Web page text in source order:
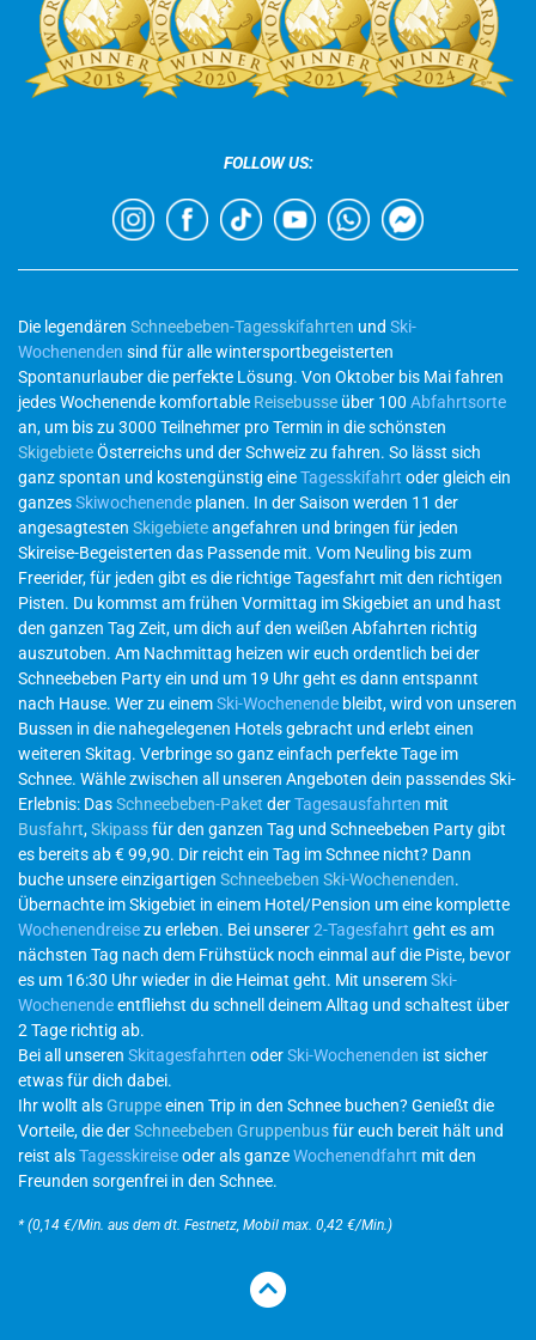
FOLLOW US:
Die legendären Schneebeben-Tagesskifahrten und Ski-
Wochenenden sind für alle wintersportbegeisterten
Spontanurlauber die perfekte Lösung. Von Oktober bis Mai fahren
jedes Wochenende komfortable Reisebusse über 100 Abfahrtsorte
an, um bis zu 3000 Teilnehmer pro Termin in die schönsten
SkigebieteÖsterreichs und der Schweiz zu fahren. So lässt sich
ganz spontan und kostengünstig eineTagesskifahrt oder gleich ein
ganzesSkiwochenende planen. In der Saison werden 11 der
angesagtesten Skigebieteangefahren und bringen für jeden
Skireise-Begeisterten das Passende mit. Vom Neuling bis zum
Freerider, für jeden gibt es die richtige Tagesfahrt mit den richtigen
Pisten. Du kommst am frühen Vormittag im Skigebiet an und hast
den ganzen Tag Zeit, um dich auf den weißen Abfahrten richtig
auszutoben. Am Nachmittag heizen wir euch ordentlich bei der
Schneebeben Party ein und um 19 Uhr geht es dann entspannt
nach Hause. Wer zu einemSki-Wochenende bleibt, wird von unseren
Bussen in die nahegelegenen Hotels gebracht und erlebt einen
weiteren Skitag. Verbringe so ganz einfach perfekte Tage im
Schnee. Wähle zwischen all unseren Angeboten dein passendes Ski-
Erlebnis: DasSchneebeben-Paket derTagesausfahrten mit
Busfahrt,Skipassfür den ganzen Tag und Schneebeben Party gibt
es bereits ab € 99,90. Dir reicht ein Tag im Schnee nicht? Dann
buche unsere einzigartigen Schneebeben Ski-Wochenenden.
Übernachte im Skigebiet in einem Hotel/Pension um eine komplette
Wochenendreisezu erleben. Bei unserer2-Tagesfahrt geht es am
nächsten Tag nach dem Frühstück noch einmal auf die Piste, bevor
es um 16:30 Uhr wieder in die Heimat geht. Mit unseremSki-
Wochenendeentfliehst du schnell deinem Alltag und schaltest über
2 Tage richtig ab.
Bei all unseren Skitagesfahrten oderSki-Wochenenden ist sicher
etwas für dich dabei.
Ihr wollt alsGruppeeinen Trip in den Schnee buchen? Genießt die
Vorteile, die derSchneebeben Gruppenbusfür euch bereit hält und
reist alsTagesskireiseoder als ganzeWochenendfahrt mit den
Freunden sorgenfrei in den Schnee.
* (0,14 €/Min. aus dem dt. Festnetz, Mobil max. 0,42 €/Min.)